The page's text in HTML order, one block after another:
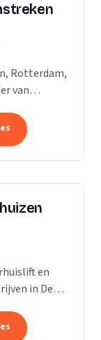
Rotterdam,
van
en
in Den